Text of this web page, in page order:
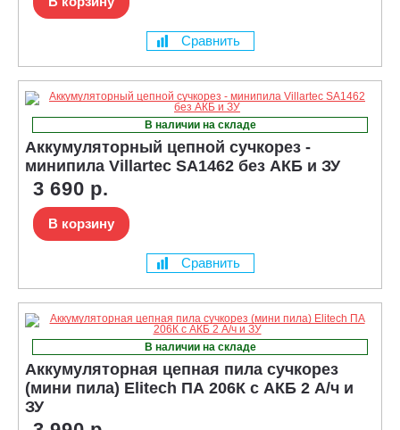
Сравнить
В наличии на складе
Аккумуляторный цепной сучкорез -
минипила Villartec SA1462 без АКБ и ЗУ
3 690 р.
В корзину
Сравнить
В наличии на складе
Аккумуляторная цепная пила сучкорез
(мини пила) Elitech ПА 206К с АКБ 2 А/ч и
ЗУ